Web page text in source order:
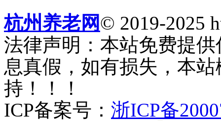
杭州养老网© 2019-2025
法律声明：本站免费提
息真假，如有损失，本
持！！！
ICP备案号： 浙ICP备